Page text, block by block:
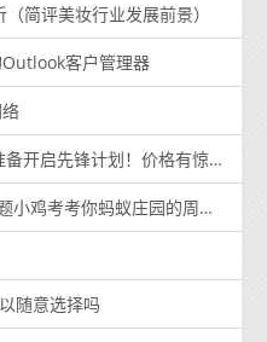
简评美妆行业发展前景）
客户管理器
开启先锋计划！价格有惊喜
你蚂蚁庄园的周年庆是在哪一天
随意选择吗